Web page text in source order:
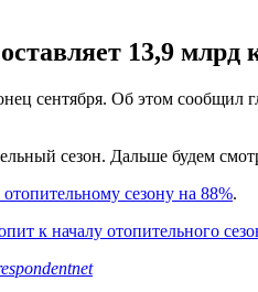
13,9
сентября. Об этом
сезон. Дальше будем
сезону на 88%.
к началу отопительного